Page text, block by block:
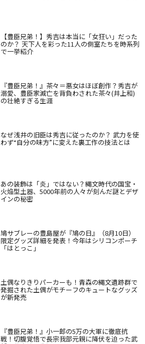
【豊臣兄弟！】秀吉は本当に「女狂い」だった
のか？ 天下人を彩った11人の側室たちを時系列
で一挙紹介
『豊臣兄弟！』茶々＝悪女はほぼ創作？秀吉が
溺愛、豊臣家滅亡を背負わされた茶々(井上和)
の壮絶すぎる生涯
なぜ浅井の旧臣は秀吉に従ったのか？ 武力を使
わず“自分の味方”に変えた裏工作の技法とは
あの装飾は「炎」ではない？縄文時代の国宝・
火焔型土器、5000年前の人々が刻んだ謎とデザ
インの秘密
鳩サブレーの豊島屋が『鳩の日』（8月10日）
限定グッズ詳細を発表！今年はシリコンポーチ
「はとっこ」
土偶なりきりパーカーも！青森の縄文遺跡群で
発掘された土偶がモチーフのキュートなグッズ
が新発売
『豊臣兄弟！』小一郎の5万の大軍に徹底抗
戦！切腹覚悟で長宗我部元親に降伏を迫った武